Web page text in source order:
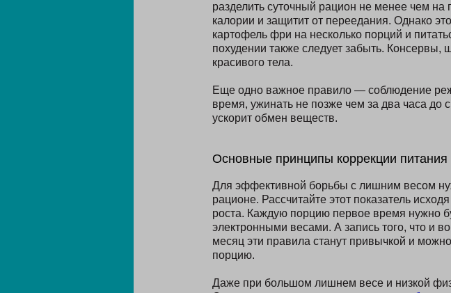
разделить суточный рацион не менее чем
калории и защитит от переедания. Однако
картофель фри на несколько порций и
похудении также следует забыть. Консервы,
красивого тела.
Еще одно важное правило — соблюдение
время, ужинать не позже чем за два часа
ускорит обмен веществ.
Основные принципы коррекции питания
Для эффективной борьбы с лишним весом
рационе. Рассчитайте этот показатель
роста. Каждую порцию первое время нужно
электронными весами. А запись того, что и
месяц эти правила станут привычкой и
порцию.
Даже при большом лишнем весе и низкой